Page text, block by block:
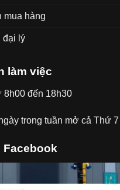
mua hàng
đại lý
làm việc
8h00 đến 18h30
trong tuần mở cả Thứ 7
Facebook